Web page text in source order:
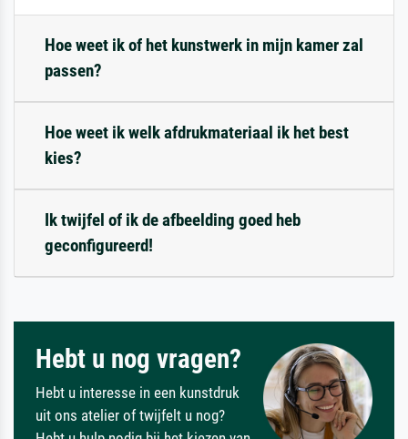
Hoe weet ik of het kunstwerk in mijn kamer zal
passen?
Hoe weet ik welk afdrukmateriaal ik het best
kies?
Ik twijfel of ik de afbeelding goed heb
geconfigureerd!
Hebt u nog vragen?
Hebt u interesse in een kunstdruk
uit ons atelier of twijfelt u nog?